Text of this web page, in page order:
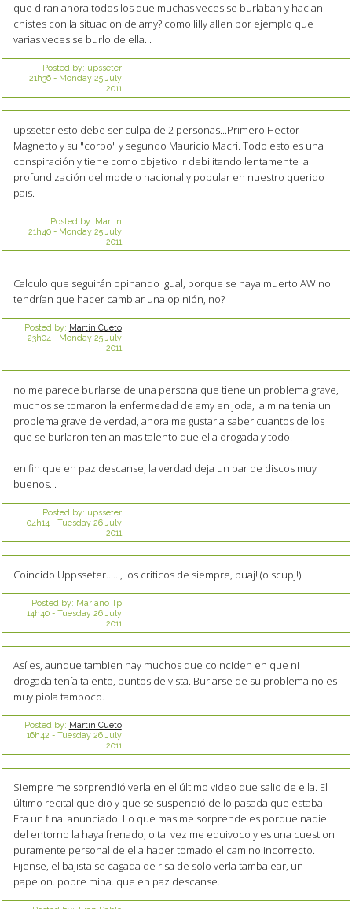
que diran ahora todos los que muchas veces se burlaban y hacian
chistes con la situacion de amy? como lilly allen por ejemplo que
varias veces se burlo de ella...
Posted by: upsseter
21h36- Monday 25 July
2011
upsseter esto debe ser culpa de 2 personas...Primero Hector
Magnetto y su "corpo" y segundo Mauricio Macri. Todo esto es una
conspiración y tiene como objetivo ir debilitando lentamente la
profundización del modelo nacional y popular en nuestro querido
pais.
Posted by: Martin
21h40- Monday 25 July
2011
Calculo que seguirán opinando igual, porque se haya muerto AW no
tendrían que hacer cambiar una opinión, no?
Posted by: Martin Cueto
23h04 - Monday 25 July
2011
no me parece burlarse de una persona que tiene un problema grave,
muchos se tomaron la enfermedad de amy en joda, la mina tenia un
problema grave de verdad, ahora me gustaria saber cuantos de los
que se burlaron tenian mas talento que ella drogada y todo.
en fin que en paz descanse, la verdad deja un par de discos muy
buenos...
Posted by: upsseter
04h14 - Tuesday 26 July
2011
Coincido Uppsseter......, los criticos de siempre, puaj! (o scupj!)
Posted by: Mariano Tp
14h40- Tuesday 26 July
2011
Así es, aunque tambien hay muchos que coinciden en que ni
drogada tenía talento, puntos de vista. Burlarse de su problema no es
muy piola tampoco.
Posted by: Martin Cueto
16h42 - Tuesday 26 July
2011
Siempre me sorprendió verla en el último video que salio de ella. El
último recital que dio y que se suspendió de lo pasada que estaba.
Era un final anunciado. Lo que mas me sorprende es porque nadie
del entorno la haya frenado, o tal vez me equivoco y es una cuestion
puramente personal de ella haber tomado el camino incorrecto.
Fijense, el bajista se cagada de risa de solo verla tambalear, un
papelon. pobre mina. que en paz descanse.